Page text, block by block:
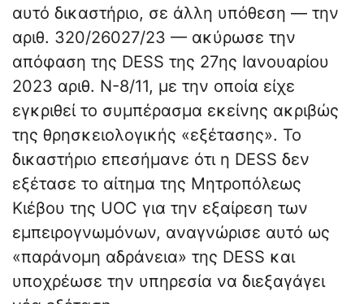
αυτό δικαστήριο, σε άλλη υπόθεση — την
αριθ. 320/26027/23 — ακύρωσε την
απόφαση της DESS της 27ης Ιανουαρίου
2023 αριθ. Ν-8/11, με την οποία είχε
εγκριθεί το συμπέρασμα εκείνης ακριβώς
της θρησκειολογικής «εξέτασης». Το
δικαστήριο επεσήμανε ότι η DESS δεν
εξέτασε το αίτημα της Μητροπόλεως
Κιέβου της UOC για την εξαίρεση των
εμπειρογνωμόνων, αναγνώρισε αυτό ως
«παράνομη αδράνεια» της DESS και
υποχρέωσε την υπηρεσία να διεξαγάγει